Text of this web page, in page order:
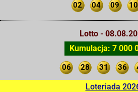
02 04 09 10
Lotto -
Kumulacja: 7 000
06 28 31 36
Loteriada